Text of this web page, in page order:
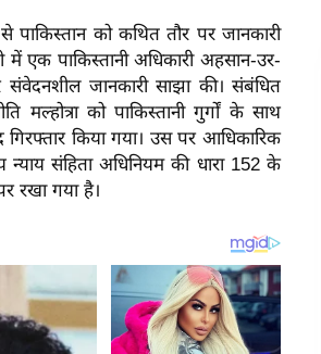
से पाकिस्तान को कथित तौर पर जानकारी
एक पाकिस्तानी अधिकारी अहसान-उर-
संवेदनशील जानकारी साझा की। संबंधित
मल्होत्रा ​​को पाकिस्तानी गुर्गों के साथ
किया गया। उस पर आधिकारिक
संहिता अधिनियम की धारा 152 के
रखा गया है।